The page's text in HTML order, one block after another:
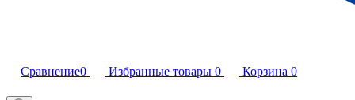
Сравнение0 Избранные товары 0 Корзина 0